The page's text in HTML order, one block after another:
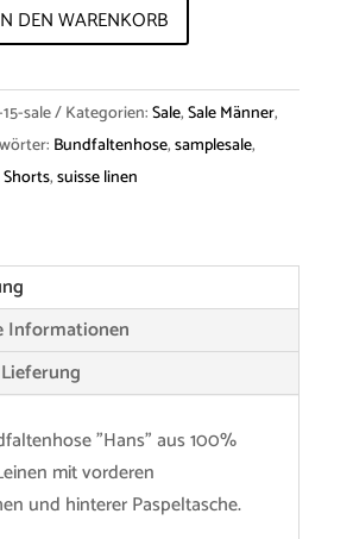
DEN WARENKORB
sale Kategorien:Sale,Sale Männer,
Bundfaltenhose,samplesale,
Shorts,suisse linen
Informationen
"Hans" aus 100%
mit vorderen
und hinterer Paspeltasche.